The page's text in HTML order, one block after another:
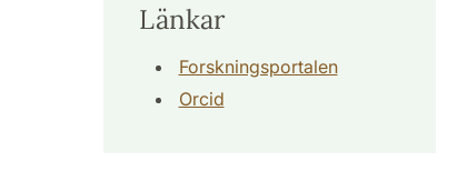
Länkar
Forskningsportalen
Orcid